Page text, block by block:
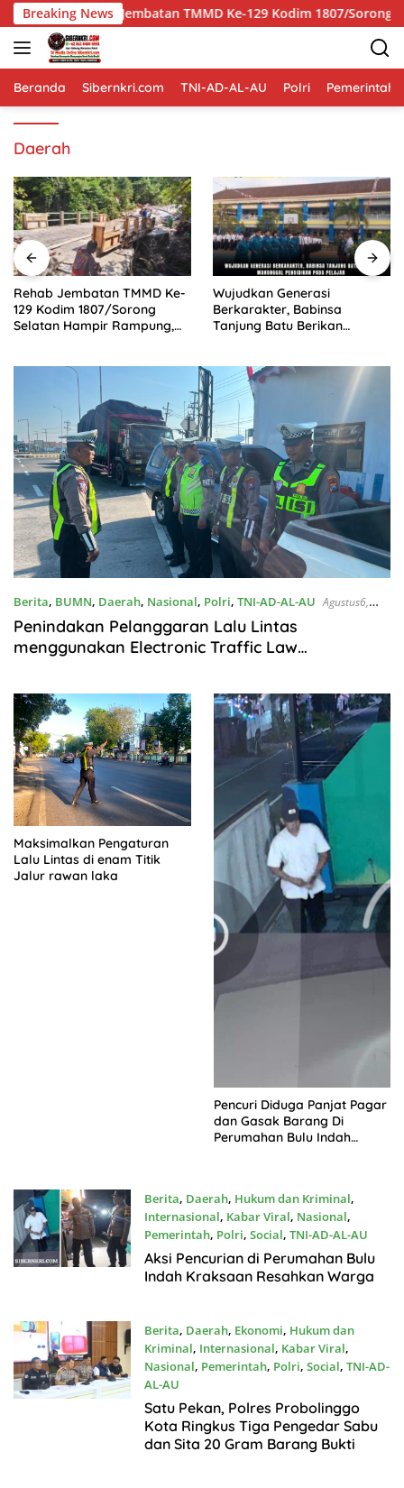
Langsung
ke
konten
Breaking News
TMMD Ke-129 Kodim 1807/Sorong Selatan Hampir
Beranda Sibernkri.com TNI-AD-AL-AU Polri Pemerintah
Daerah
Rehab Jembatan TMMD Ke-
129 Kodim 1807/Sorong
Selatan Hampir Rampung,
Kampung Sesor
Wujudkan Generasi
Berkarakter, Babinsa
Tanjung Batu Berikan
Berita, BUMN, Daerah, Nasional, Polri, TNI-AD-AL-AU Agustus6,
2026
Penindakan Pelanggaran Lalu Lintas
menggunakan Electronic Traffic Law
Maksimalkan Pengaturan
Lalu Lintas di enam Titik
Jalur rawan laka
Pencuri Diduga Panjat Pagar
dan Gasak Barang Di
Perumahan Bulu Indah
Berita, Daerah, Hukum dan Kriminal,
Internasional, Kabar Viral, Nasional,
Pemerintah, Polri, Social, TNI-AD-AL-AU
Agustus2, 2026
Aksi Pencurian di Perumahan Bulu
Indah Kraksaan Resahkan Warga
Berita, Daerah, Ekonomi, Hukum dan
Kriminal, Internasional, Kabar Viral,
Nasional, Pemerintah, Polri, Social, TNI-AD-
AL-AU
Agustus2, 2026
Satu Pekan, Polres Probolinggo
Kota Ringkus Tiga Pengedar Sabu
dan Sita 20 Gram Barang Bukti